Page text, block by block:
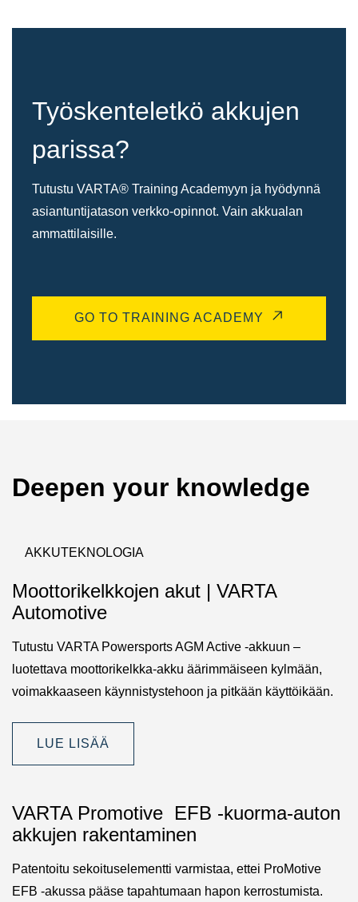
Työskenteletkö akkujen
parissa?
Tutustu VARTA® Training Academyyn ja hyödynnä
asiantuntijatason verkko-opinnot. Vain akkualan
ammattilaisille.
GO TO TRAINING ACADEMY
Deepen your knowledge
AKKUTEKNOLOGIA
Moottorikelkkojen akut | VARTA
Automotive
Tutustu VARTA Powersports AGM Active -akkuun –
luotettava moottorikelkka-akku äärimmäiseen kylmään,
voimakkaaseen käynnistystehoon ja pitkään käyttöikään.
LUE LISÄÄ
VARTA Promotive EFB -kuorma-auton
akkujen rakentaminen
Patentoitu sekoituselementti varmistaa, ettei ProMotive
EFB -akussa pääse tapahtumaan hapon kerrostumista.